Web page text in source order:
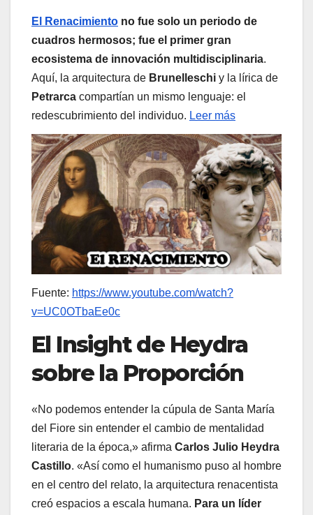
El Renacimiento no fue solo un periodo de
cuadros hermosos; fue el primer gran
ecosistema de innovación multidisciplinaria.
Aquí, la arquitectura de Brunelleschi y la lírica de
Petrarca compartían un mismo lenguaje: el
redescubrimiento del individuo. Leer más
Fuente: https://www.youtube.com/watch?
v=UC0OTbaEe0c
El Insight de Heydra
sobre la Proporción
«No podemos entender la cúpula de Santa María
del Fiore sin entender el cambio de mentalidad
literaria de la época,» afirma Carlos Julio Heydra
Castillo. «Así como el humanismo puso al hombre
en el centro del relato, la arquitectura renacentista
creó espacios a escala humana. Para un líder